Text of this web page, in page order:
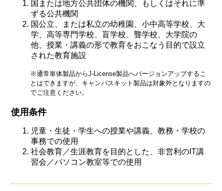
国または地方公共団体の機関、もしくはそれに準
ずる公共機関
国公立、または私立の幼稚園、小中高等学校、大
学、高等専門学校、盲学校、聾学校、大学院の
他、授業・講義の形で教育をおこなう目的で設立
された教育施設
※通常単体製品からJ-License製品へバージョンアップするこ
とはできますが、キャンパスキット製品は対象外となりますの
でご注意ください。
使用条件
児童・生徒・学生への授業や講義、教務・学校の
事務での使用
社会教育／生涯教育を目的とした、非営利のIT講
習会／パソコン教室等での使用